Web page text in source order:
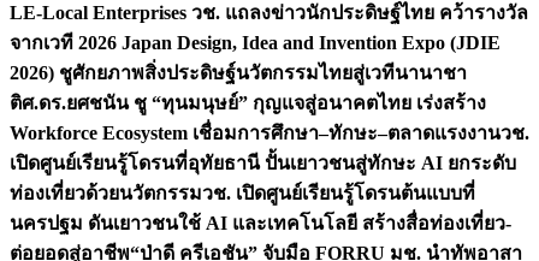
LE-Local Enterprises วช. แถลงข่าวนักประดิษฐ์ไทย คว้ารางวัล
จากเวที 2026 Japan Design, Idea and Invention Expo (JDIE
2026) ชูศักยภาพสิ่งประดิษฐ์นวัตกรรมไทยสู่เวทีนานาชา
ติศ.ดร.ยศชนัน ชู “ทุนมนุษย์” กุญแจสู่อนาคตไทย เร่งสร้าง
Workforce Ecosystem เชื่อมการศึกษา–ทักษะ–ตลาดแรงงานวช.
เปิดศูนย์เรียนรู้โดรนที่อุทัยธานี ปั้นเยาวชนสู่ทักษะ AI ยกระดับ
ท่องเที่ยวด้วยนวัตกรรมวช. เปิดศูนย์เรียนรู้โดรนต้นแบบที่
นครปฐม ดันเยาวชนใช้ AI และเทคโนโลยี สร้างสื่อท่องเที่ยว-
ต่อยอดสู่อาชีพ“ป่าดี ครีเอชัน” จับมือ FORRU มช. นำทัพอาสา